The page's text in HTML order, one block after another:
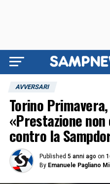
AVVERSARI
Torino
«Prestazione
contro la
Published 5 anni ago on
By Emanuele Pagliano